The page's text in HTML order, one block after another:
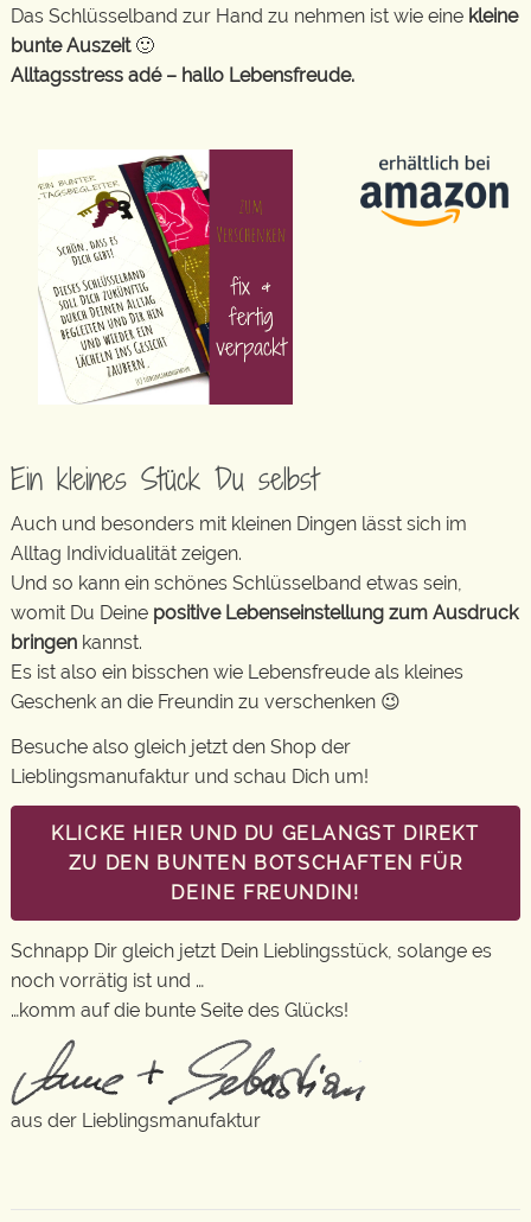
Das Schlüsselband zur Hand zu nehmen ist wie eine kleine
bunte Auszeit🙂
Alltagsstress adé – hallo Lebensfreude.
Ein kleines Stück Du selbst
Auch und besonders mit kleinen Dingen lässt sich im
Alltag Individualität zeigen.
Und so kann ein schönes Schlüsselband etwas sein,
womit Du Deine positive Lebenseinstellung zum Ausdruck
bringen kannst.
Es ist also ein bisschen wie Lebensfreude als kleines
Geschenk an die Freundin zu verschenken 😉
Besuche also gleich jetzt den Shop der
Lieblingsmanufaktur und schau Dich um!
KLICKE HIER UND DU GELANGST DIREKT
ZU DEN BUNTEN BOTSCHAFTEN FÜR
DEINE FREUNDIN!
Schnapp Dir gleich jetzt Dein Lieblingsstück, solange es
noch vorrätig ist und …
…komm auf die bunte Seite des Glücks!
aus der Lieblingsmanufaktur